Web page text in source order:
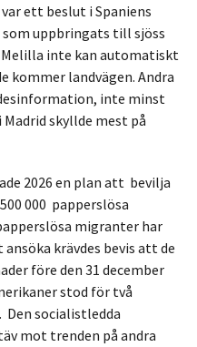
ett beslut i Spaniens
uppbringats till sjöss
inte kan automatiskt
kommer landvägen. Andra
inte minst
skyllde mest på
2026 en plan att bevilja
000 papperslösa
migranter har
krävdes bevis att de
före den 31 december
stod för två
Den socialistledda
mot trenden på andra